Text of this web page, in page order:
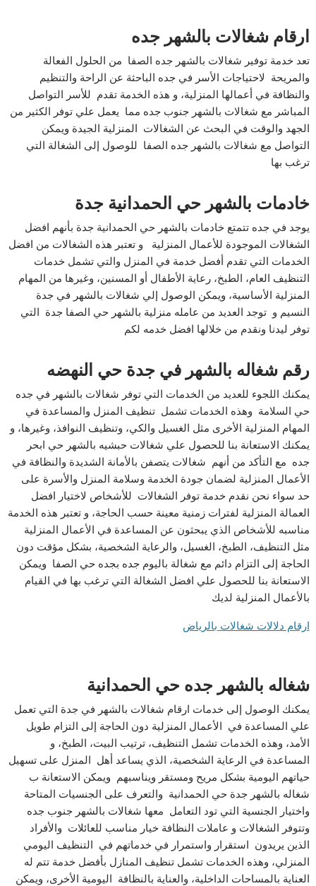
ارقام شغالات بالشهر جده
تعد خدمة توفير شغالات بالشهر جده الصفا من الحلول الفعالة
والمريحة لاحتياجات الأسر في جده الباحثة عن الراحة والتنظيم
والنظافة في أعمالها المنزلية، و هذه الخدمة تقدم للأسر التواصل
المباشر مع شغالات بالشهر جنوب جده مما يعمل علي توفر الكثير من
الجهد والوقت في البحث عن الشغالات المنزلية الجيدة ويمكن
التواصل مع شغالات بالشهر جده الصفا للوصول إلى الشغالة التي
ترغب بها
خادمات بالشهر حي الحمدانية جدة
يوجد في جده تتمتع خادمات بالشهر حي الحمدانية جدة بأنهم افضل
الشغالات الموجودة للأعمال المنزلية و تعتبر هذه الشغالات من افضل
الخدمات التي تقدم أفضل خدمة في المنزل والتي تشمل خدمات
التنظيف العام، الطبخ، رعاية الأطفال أو المسنين، وغيرها من المهام
المنزلية الأساسية، ويمكن الوصول إلي شغالات بالشهر في جدة
النسيم و توجد العديد من عامله منزلية بالشهر حي الصفا جدة التي
توفر ليدنا ونقدم من خلالها افضل خدمه لكم
رقم شغاله بالشهر في جدة حي النهضه
يمكنك اللجوء للعديد من الخدمات التي توفر شغالات بالشهر في جده
حي السلامة وهذه الخدمات تشمل تنظيف المنزل والمساعدة في
المهام المنزلية الأخرى مثل الغسيل والكي، وتنظيف النوافذ، وغيرها، و
يمكنك الاستعانة بنا للحصول علي شغالات حبشيه بالشهر حي ابحر
جده مع التأكد من أنهم شغالات يتصفن بالأمانة الشديدة والنظافة في
الأعمال المنزلية لضمان جودة الخدمة وسلامة المنزل والأسرة على
حد سواء نحن نقدم خدمة توفر الشغالات للأشخاص لاختيار افضل
العمالة المنزلية لفترات زمنية معينة حسب الحاجة، و تعتبر هذه الخدمة
مناسبه للأشخاص الذي يبحثون عن المساعدة في الأعمال المنزلية
مثل التنظيف، الطبخ، الغسيل، والرعاية الشخصية، بشكل مؤقت دون
الحاجة إلى التزام دائم مع شغالة باليوم جده بجده حي الصفا ويمكن
الاستعانة بنا للحصول علي افضل الشغالة التي ترغب بها في القيام
بالأعمال المنزلية لديك
ارقام دلالات شغالات بالرياض
شغاله بالشهر جده حي الحمدانية
يمكنك الوصول إلى خدمات ارقام شغالات بالشهر في جدة التي تعمل
علي المساعدة في الأعمال المنزلية دون الحاجة إلى التزام طويل
الأمد، وهذه الخدمات تشمل التنظيف، ترتيب البيت، الطبخ، و
المساعدة في الرعاية الشخصية، الذي يساعد أهل المنزل على تسهيل
حياتهم اليومية بشكل مريح ومستقر ويناسبهم ويمكن الاستعانة ب
شغاله بالشهر جدة حي الحمدانية والتعرف على الجنسيات المتاحة
واختيار الجنسية التي تود التعامل معها شغالات بالشهر جنوب جده
وتتوفر الشغالات و عاملات النظافة خيار مناسب للعائلات والأفراد
الذين يريدون استقرار واستمرار في خدماتهم في التنظيف اليومي
المنزلي، وهذه الخدمات تشمل تنظيف المنازل بأفضل خدمة تتم له
العناية بالمساحات الداخلية، والعناية بالنظافة اليومية الأخرى، ويمكن